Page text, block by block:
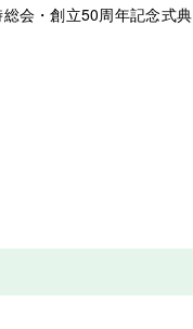
会・創立50周年記念式典